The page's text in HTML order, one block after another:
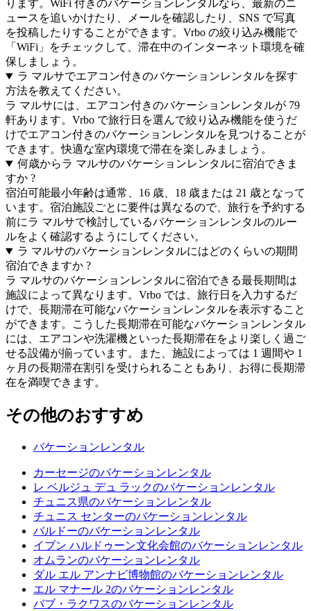
ります。WiFi 付きのバケーションレンタルなら、最新のニ
ュースを追いかけたり、メールを確認したり、SNS で写真
を投稿したりすることができます。Vrbo の絞り込み機能で
「WiFi」をチェックして、滞在中のインターネット環境を確
保しましょう。
ラ マルサでエアコン付きのバケーションレンタルを探す
方法を教えてください。
ラ マルサには、エアコン付きのバケーションレンタルが 79
軒あります。Vrbo で旅行日を選んで絞り込み機能を使うだ
けでエアコン付きのバケーションレンタルを見つけることが
できます。快適な室内環境で滞在を楽しみましょう。
何歳からラ マルサのバケーションレンタルに宿泊できま
すか ?
宿泊可能最小年齢は通常、16 歳、18 歳または 21 歳となって
います。宿泊施設ごとに要件は異なるので、旅行を予約する
前にラ マルサで検討しているバケーションレンタルのルー
ルをよく確認するようにしてください。
ラ マルサのバケーションレンタルにはどのくらいの期間
宿泊できますか ?
ラ マルサのバケーションレンタルに宿泊できる最長期間は
施設によって異なります。Vrbo では、旅行日を入力するだ
けで、長期滞在可能なバケーションレンタルを表示すること
ができます。こうした長期滞在可能なバケーションレンタル
には、エアコンや洗濯機といった長期滞在をより楽しく過ご
せる設備が揃っています。また、施設によっては 1 週間や 1
ヶ月の長期滞在割引を受けられることもあり、お得に長期滞
在を満喫できます。
その他のおすすめ
バケーションレンタル
カーセージのバケーションレンタル
レ ベルジュ デュ ラックのバケーションレンタル
チュニス県のバケーションレンタル
チュニス センターのバケーションレンタル
バルドーのバケーションレンタル
イブン ハルドゥーン文化会館のバケーションレンタル
オムランのバケーションレンタル
ダル エル アンナビ博物館のバケーションレンタル
エル マナール 2のバケーションレンタル
バブ・ラクワスのバケーションレンタル